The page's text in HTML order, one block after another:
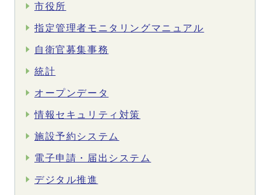
市役所
指定管理者モニタリングマニュアル
自衛官募集事務
統計
オープンデータ
情報セキュリティ対策
施設予約システム
電子申請・届出システム
デジタル推進